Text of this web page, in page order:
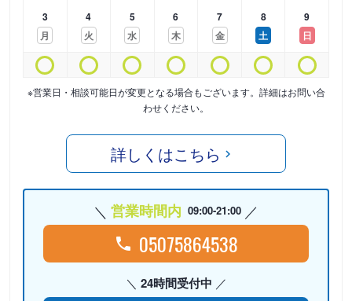
3
月
4
火
5
水
6
木
7
金
8
土
9
日
※営業日・相談可能日が変更となる場合もございます。詳細はお問い合
わせください。
詳しくはこちら
営業時間内 09:00-21:00
05075864538
24時間受付中